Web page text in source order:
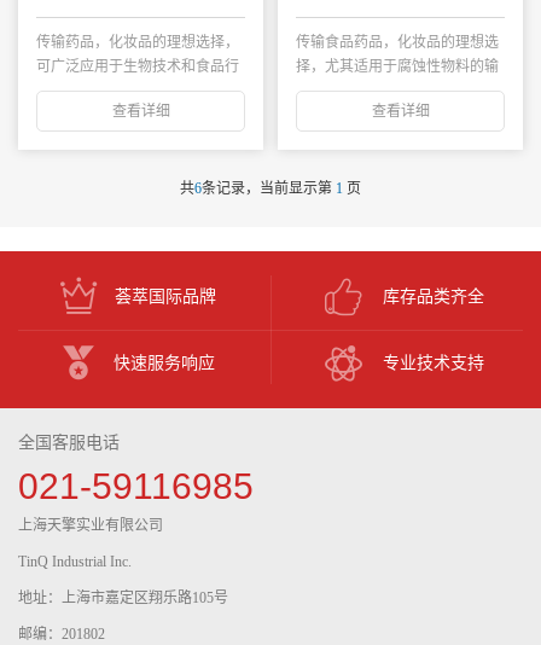
传输药品，化妆品的理想选择，
可广泛应用于生物技术和食品行
业。...
查看详细
传输食品药品，化妆品的理想选
择，尤其适用于腐蚀性物料的输
送领域。...
查看详细
共6条记录，当前显示第 1 页
荟萃国际品牌 库存品类齐全
快速服务响应 专业技术支持
全国客服电话
021-59116985
上海天擎实业有限公司
TinQ Industrial Inc.
地址：上海市嘉定区翔乐路105号
邮编：201802